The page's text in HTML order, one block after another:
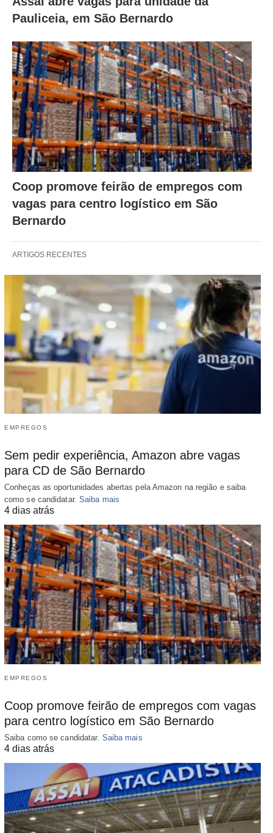
Pauliceia, em São Bernardo
Coop promove feirão de empregos com
vagas para centro logístico em São
Bernardo
ARTIGOS RECENTES
EMPREGOS
Sem pedir experiência, Amazon abre vagas
para CD de São Bernardo
Conheças as oportunidades abertas pela Amazon na região e saiba
como se candidatar. Saiba mais
4 dias atrás
EMPREGOS
Coop promove feirão de empregos com vagas
para centro logístico em São Bernardo
Saiba como se candidatar. Saiba mais
4 dias atrás